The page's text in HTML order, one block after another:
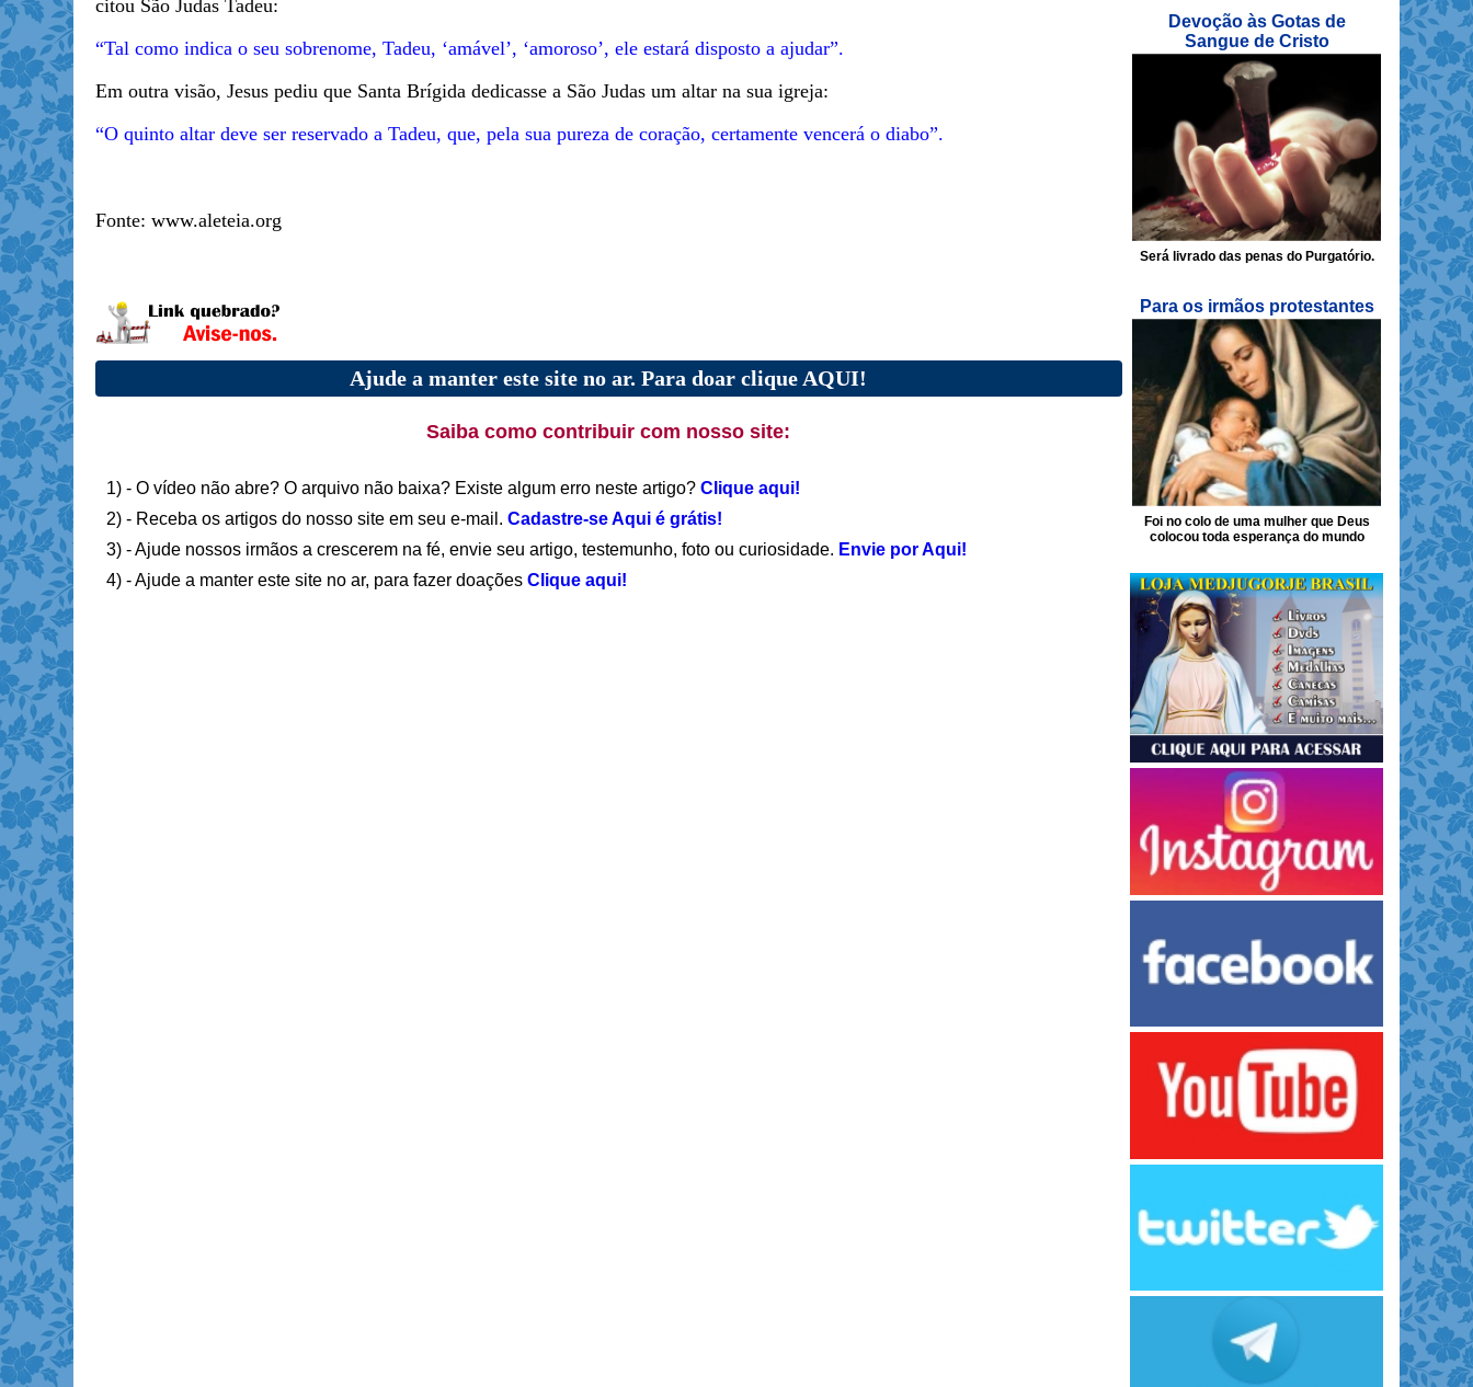
citou São Judas Tadeu:
“Tal como indica o seu sobrenome, Tadeu, ‘amável’, ‘amoroso’, ele estará disposto a ajudar”.
Em outra visão, Jesus pediu que Santa Brígida dedicasse a São Judas um altar na sua igreja:
“O quinto altar deve ser reservado a Tadeu, que, pela sua pureza de coração, certamente vencerá o diabo”.
Fonte: www.aleteia.org
Ajude a manter este site no ar. Para doar clique AQUI!
Saiba como contribuir com nosso site:
1) - O vídeo não abre? O arquivo não baixa? Existe algum erro neste artigo? Clique aqui!
2) - Receba os artigos do nosso site em seu e-mail. Cadastre-se Aqui é grátis!
3) - Ajude nossos irmãos a crescerem na fé, envie seu artigo, testemunho, foto ou curiosidade. Envie por Aqui!
4) - Ajude a manter este site no ar, para fazer doações Clique aqui!
Devoção às Gotas de
Sangue de Cristo
Será livrado das penas do Purgatório.
Para os irmãos protestantes
Foi no colo de uma mulher que Deus
colocou toda esperança do mundo